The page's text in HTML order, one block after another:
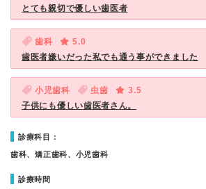
とても親切で優しい歯医者
歯科
5.0
歯医者嫌いだった私でも通う事ができました
小児歯科 虫歯
3.5
子供にも優しい歯医者さん。
診療科目：
歯科、矯正歯科、小児歯科
診療時間